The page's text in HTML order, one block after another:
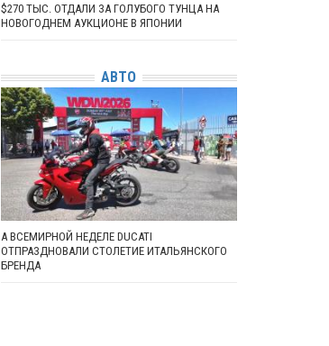
$270 ТЫС. ОТДАЛИ ЗА ГОЛУБОГО ТУНЦА НА
НОВОГОДНЕМ АУКЦИОНЕ В ЯПОНИИ
АВТО
А ВСЕМИРНОЙ НЕДЕЛЕ DUCATI
ОТПРАЗДНОВАЛИ СТОЛЕТИЕ ИТАЛЬЯНСКОГО
БРЕНДА